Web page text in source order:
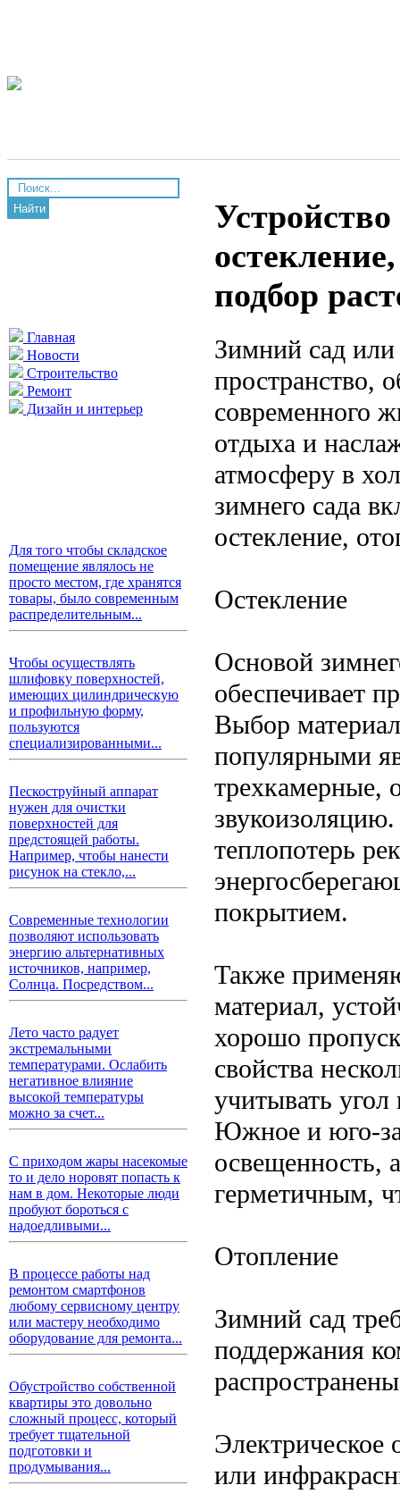
Найти
Главная
Новости
Строительство
Ремонт
Дизайн и интерьер
Для того чтобы складское
помещение являлось не
просто местом, где хранятся
товары, было современным
распределительным...
Чтобы осуществлять
шлифовку поверхностей,
имеющих цилиндрическую
и профильную форму,
пользуются
специализированными...
Пескоструйный аппарат
нужен для очистки
поверхностей для
предстоящей работы.
Например, чтобы нанести
рисунок на стекло,...
Современные технологии
позволяют использовать
энергию альтернативных
источников, например,
Солнца. Посредством...
Лето часто радует
экстремальными
температурами. Ослабить
негативное влияние
высокой температуры
можно за счет...
С приходом жары насекомые
то и дело норовят попасть к
нам в дом. Некоторые люди
пробуют бороться с
надоедливыми...
В процессе работы над
ремонтом смартфонов
любому сервисному центру
или мастеру необходимо
оборудование для ремонта...
Обустройство собственной
квартиры это довольно
сложный процесс, который
требует тщательной
подготовки и
продумывания...
подбор
Зимний сад
пространство,
современного
отдыха и
атмосферу в
зимнего сада
остекление,
Остекление
Основой
обеспечивает
Выбор
популярными
трехкамерные,
теплопотерь
покрытием.
Также
материал,
хорошо
свойства
учитывать
Южное и юго-
освещенность,
герметичным,
Отопление
Зимний сад
поддержания
или